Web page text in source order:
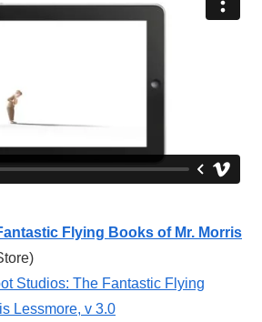
Flying Books of Mr. Morris
Studios: The Fantastic Flying
Lessmore, v 3.0